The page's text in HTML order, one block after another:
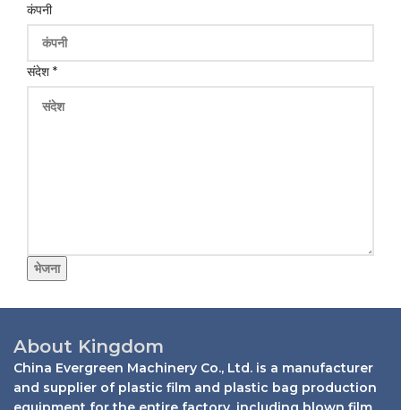
कंपनी
संदेश *
भेजना
About Kingdom
China Evergreen Machinery Co., Ltd. is a manufacturer
and supplier of plastic film and plastic bag production